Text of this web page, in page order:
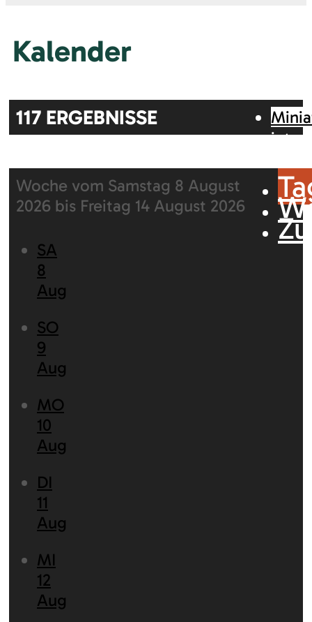
Kalender
117 ERGEBNISSE
Woche vom Samstag 8 August
2026 bis Freitag 14 August 2026
SA
8
Aug
SO
9
Aug
MO
10
Aug
DI
11
Aug
MI
12
Aug